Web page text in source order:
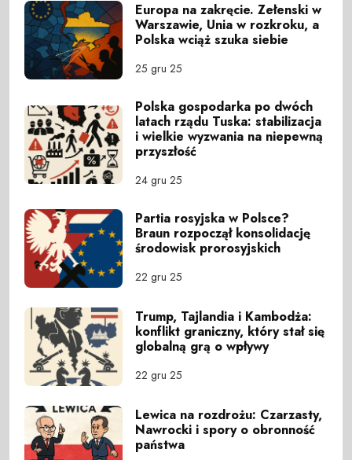
Europa na zakręcie. Zełenski w
Warszawie, Unia w rozkroku, a
Polska wciąż szuka siebie
25 gru 25
Polska gospodarka po dwóch
latach rządu Tuska: stabilizacja
i wielkie wyzwania na niepewną
przyszłość
24 gru 25
Partia rosyjska w Polsce?
Braun rozpoczął konsolidację
środowisk prorosyjskich
22 gru 25
Trump, Tajlandia i Kambodża:
konflikt graniczny, który stał się
globalną grą o wpływy
22 gru 25
Lewica na rozdrożu: Czarzasty,
Nawrocki i spory o obronność
państwa